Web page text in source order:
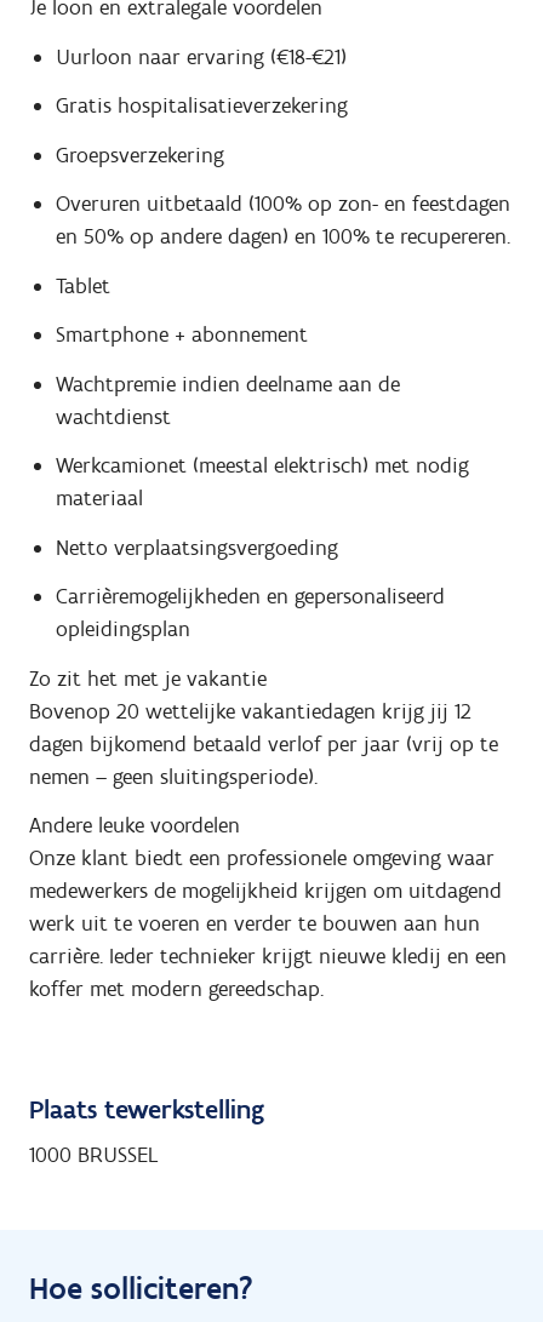
Je loon en extralegale voordelen
Uurloon naar ervaring (€18-€21)
Gratis hospitalisatieverzekering
Groepsverzekering
Overuren uitbetaald (100% op zon- en feestdagen
en 50% op andere dagen) en 100% te recupereren.
Tablet
Smartphone + abonnement
Wachtpremie indien deelname aan de
wachtdienst
Werkcamionet (meestal elektrisch) met nodig
materiaal
Netto verplaatsingsvergoeding
Carrièremogelijkheden en gepersonaliseerd
opleidingsplan
Zo zit het met je vakantie
Bovenop 20 wettelijke vakantiedagen krijg jij 12
dagen bijkomend betaald verlof per jaar (vrij op te
nemen – geen sluitingsperiode).
Andere leuke voordelen
Onze klant biedt een professionele omgeving waar
medewerkers de mogelijkheid krijgen om uitdagend
werk uit te voeren en verder te bouwen aan hun
carrière. Ieder technieker krijgt nieuwe kledij en een
koffer met modern gereedschap.
Plaats tewerkstelling
1000 BRUSSEL
Hoe solliciteren?